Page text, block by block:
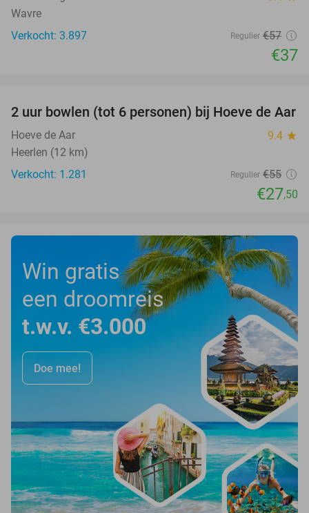
Wavre
Verkocht: 3.897
Regulier €57
€37
50%
2 uur bowlen (tot 6 personen) bij Hoeve de Aar
Hoeve de Aar 9.4 star
Heerlen (12 km)
Verkocht: 1.281
Regulier €55
€27,50
Win gratis
een droomreis
t.w.v. €3.000
Doe mee!